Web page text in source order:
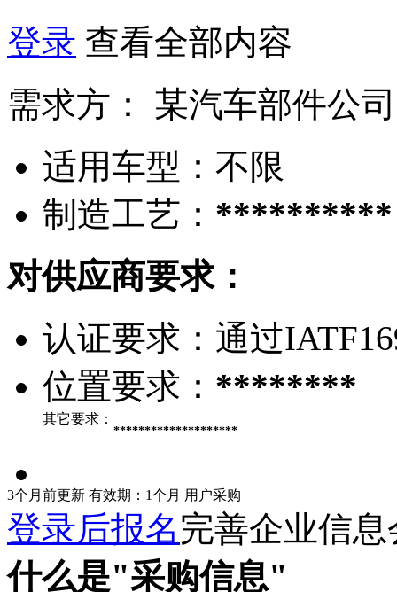
登录 查看全部内容
需求方：
某汽车部件公司
适用车型： 不限
制造工艺： **********
对供应商要求：
认证要求： 通过
位置要求： ********
其它要求：
********************
3个月前更新 有效期：1个月 用户采购
登录后报名完善企业信
什么是"采购信息"